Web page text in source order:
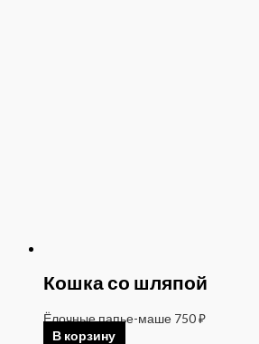
Кошка со шляпой
Ёлочные папье-маше 750₽
В корзину